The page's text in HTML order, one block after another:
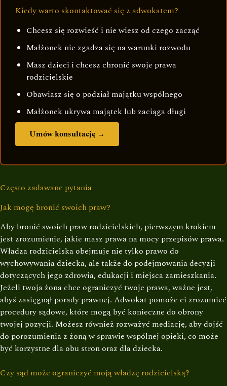
Kiedy warto skontaktować się z adwokatem?
Chcesz się rozwieść i nie wiesz od czego zacząć
Małżonek nie zgadza się na warunki rozwodu
Masz dzieci i chcesz chronić swoje prawa
rodzicielskie
Obawiasz się o podział majątku wspólnego
Małżonek ukrywa majątek lub zaciąga długi
Umów konsultację →
Często zadawane pytania
Jak mogę bronić swoich praw?
Aby bronić swoich praw rodzicielskich, pierwszym krokiem
jest zrozumienie, jakie masz prawa na mocy przepisów prawa.
Władza rodzicielska obejmuje nie tylko prawo do
wychowywania dziecka, ale także do podejmowania decyzji
dotyczących jego zdrowia, edukacji i miejsca zamieszkania.
Jeżeli twoja żona chce ograniczyć twoje prawa, ważne jest,
abyś zasięgnął porady prawnej. Adwokat pomoże ci zrozumieć
procedury sądowe, które mogą być konieczne do obrony
twojej pozycji. Możesz również rozważyć mediację, aby dojść
do porozumienia z żoną w sprawie wspólnej opieki, co może
być korzystne dla obu stron oraz dla dziecka.
Czy sąd może ograniczyć moją władzę rodzicielską?